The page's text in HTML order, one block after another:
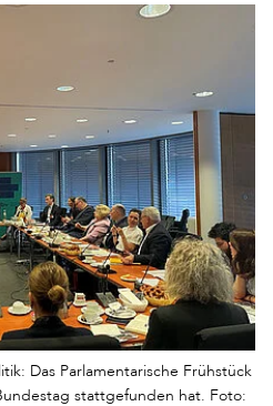
Das Parlamentarische Frühstück
stattgefunden hat. Foto: